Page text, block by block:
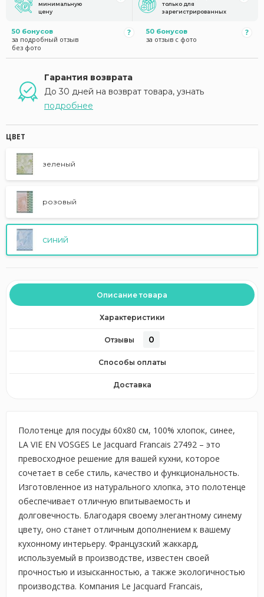
минимальную
цену
только для
зарегистрированных
50 бонусов
за подробный отзыв
без фото
50 бонусов
за отзыв с фото
Гарантия возврата
До 30 дней на возврат товара, узнать
подробнее
ЦВЕТ
зеленый
розовый
синий
Описание товара
Характеристики
Отзывы 0
Способы оплаты
Доставка
Полотенце для посуды 60х80 см, 100% хлопок, синее,
LA VIE EN VOSGES Le Jacquard Francais 27492 – это
превосходное решение для вашей кухни, которое
сочетает в себе стиль, качество и функциональность.
Изготовленное из натурального хлопка, это полотенце
обеспечивает отличную впитываемость и
долговечность. Благодаря своему элегантному синему
цвету, оно станет отличным дополнением к вашему
кухонному интерьеру. Французский жаккард,
используемый в производстве, известен своей
прочностью и изысканностью, а также экологичностью
производства. Компания Le Jacquard Francais,